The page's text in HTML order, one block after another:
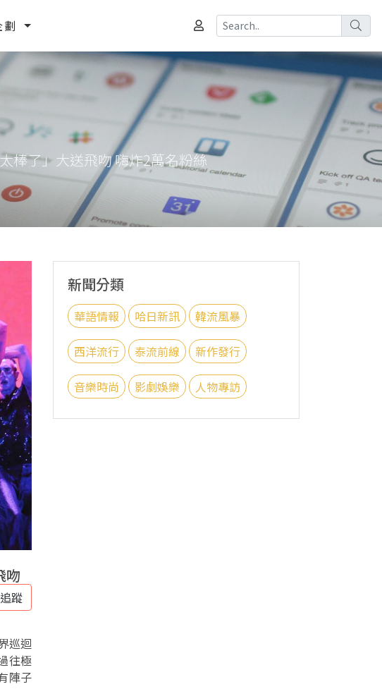
棒了」大送飛吻 嗨炸2萬名粉絲
吻
蹤
巡迴
往極
陣子
新聞分類
華語情報 哈日新訊 韓流風暴
西洋流行 泰流前線 新作發行
音樂時尚 影劇娛樂 人物專訪